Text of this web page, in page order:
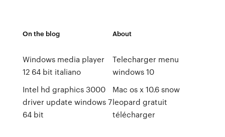
On the blog
Windows media player
12 64 bit italiano
Intel hd graphics 3000
driver update windows 7
64 bit
About
Telecharger menu
windows 10
Mac os x 10.6 snow
leopard gratuit
télécharger